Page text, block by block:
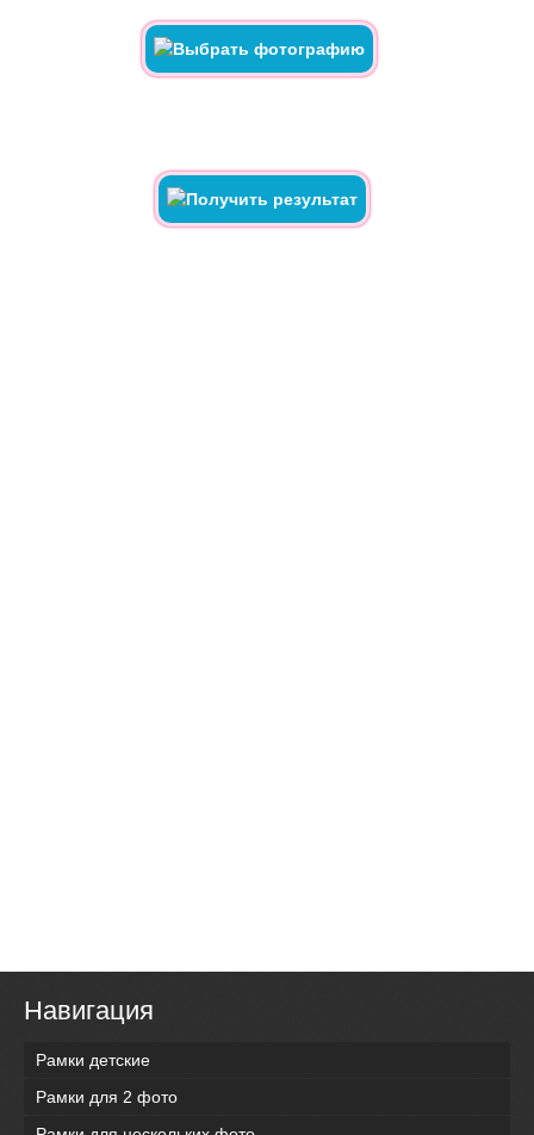
Навигация
Рамки детские
Рамки для 2 фото